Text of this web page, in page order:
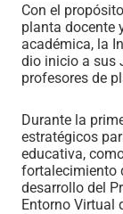
Con el
planta docente
académica, la
dio inicio a sus
profesores de
Durante la
estratégicos
educativa,
fortalecimiento
desarrollo del
Entorno Virtual